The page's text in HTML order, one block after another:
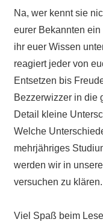
Na, wer kennt sie
eurer Bekannten
ihr euer Wissen
reagiert jeder von
Entsetzen bis
Bezzerwizzer in die
Detail kleine
Welche
mehrjähriges
werden wir in
versuchen zu klären.
Viel Spaß beim